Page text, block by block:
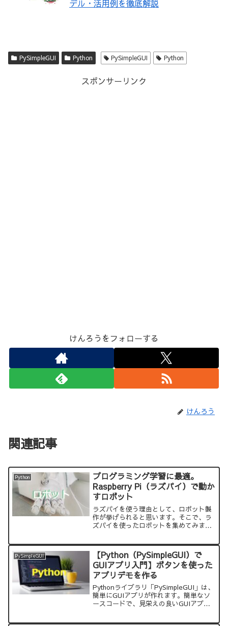
デル・活用例を徹底解説
PySimpleGUI Python PySimpleGUI Python
スポンサーリンク
けんろうをフォローする
けんろう
関連記事
Python
プログラミング学習に最適。
Raspberry Pi（ラズパイ）で動か
すロボット
ラズパイを使う理由として、ロボット製
作が挙げられると思います。そこで、ラ
ズパイを使ったロボットを集めてみまし
育があるとのことなので、子どもが興味
を持って、プログラミングを勉強するの
に、ロボットは最も良い教材になるので
はと思います。初心者は、キットから始
めるのが一番だと思います。
PySimpleGUI
【Python（PySimpleGUI）で
GUIアプリ入門】ボタンを使った
アプリデモを作る
Pythonライブラリ「PySimpleGUI」は、
簡単にGUIアプリが作れます。簡単なソ
ースコードで、見栄えの良いGUIアプリ